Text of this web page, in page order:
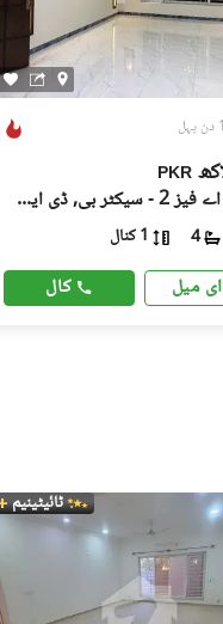
PKR
ڈی ایچ اے فیز 2 - سیکٹر بی, ڈی ایچ اے ڈیفینس فیز 2
4 1 کنال
ای میل کال
ٹائیٹینیم